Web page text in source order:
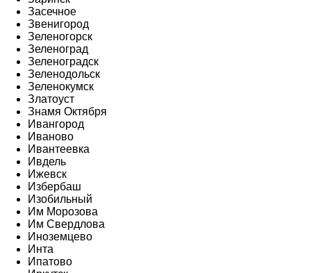
Засечное
Звенигород
Зеленогорск
Зеленоград
Зеленоградск
Зеленодольск
Зеленокумск
Златоуст
Знамя Октября
Ивангород
Иваново
Ивантеевка
Ивдель
Ижевск
Избербаш
Изобильный
Им Морозова
Им Свердлова
Иноземцево
Инта
Ипатово